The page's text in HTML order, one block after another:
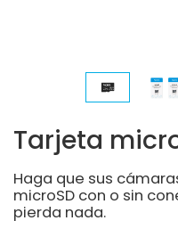
Tarjeta
Haga que sus
microSD con o sin
pierda nada.